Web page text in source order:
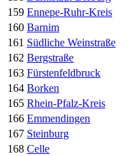
159 Ennepe-Ruhr-Kreis
160 Barnim
161 Südliche Weinstraße
162 Bergstraße
163 Fürstenfeldbruck
164 Borken
165 Rhein-Pfalz-Kreis
166 Emmendingen
167 Steinburg
168 Celle